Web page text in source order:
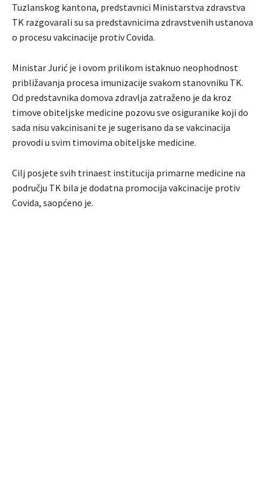
Tuzlanskog kantona, predstavnici Ministarstva zdravstva
TK razgovarali su sa predstavnicima zdravstvenih ustanova
o procesu vakcinacije protiv Covida.
Ministar Jurić je i ovom prilikom istaknuo neophodnost
približavanja procesa imunizacije svakom stanovniku TK.
Od predstavnika domova zdravlja zatraženo je da kroz
timove obiteljske medicine pozovu sve osiguranike koji do
sada nisu vakcinisani te je sugerisano da se vakcinacija
provodi u svim timovima obiteljske medicine.
Cilj posjete svih trinaest institucija primarne medicine na
području TK bila je dodatna promocija vakcinacije protiv
Covida, saopćeno je.